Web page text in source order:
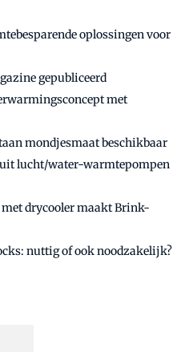
oplossingen voor
gepubliceerd
met
mondjesmaat beschikbaar
lucht/water-warmtepompen
drycooler maakt Brink-
nuttig of ook noodzakelijk?